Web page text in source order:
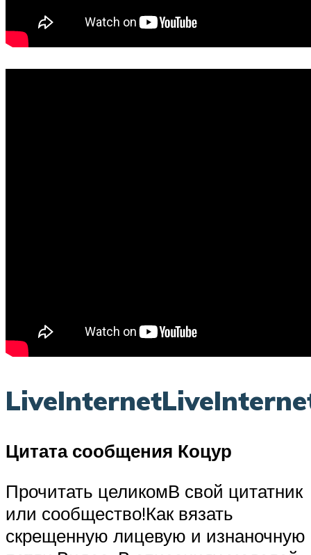
Цитата сообщения Коцур
Прочитать целикомВ свой цитатник
или сообщество!Как вязать
скрещенную лицевую и изнаночную